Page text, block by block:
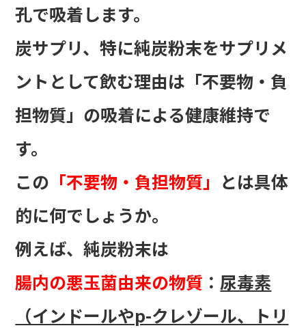
孔で吸着します。
炭サプリ、特に純炭粉末をサプリメ
ントとして飲む理由は「不要物・負
担物質」の吸着による健康維持で
す。
この 「不要物・負担物質」 とは具体
的に何でしょうか。
例えば、純炭粉末は
腸内の悪玉菌由来の物質 ： 尿毒素
（インドールやp-クレゾール、トリ